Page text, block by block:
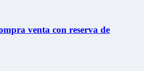
venta con reserva de